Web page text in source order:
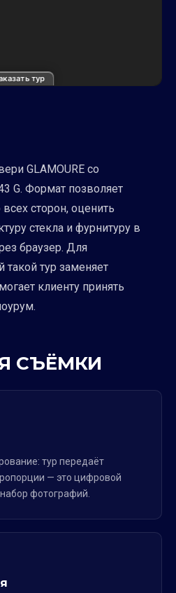
тур
GLAMOURE со
G. Формат позволяет
сторон, оценить
стекла и фурнитуру в
браузер. Для
такой тур заменяет
клиенту принять
СЪЁМКИ
тур передаёт
— это цифровой
фотографий.